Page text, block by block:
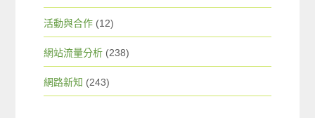
活動與合作 (12)
網站流量分析 (238)
網路新知 (243)